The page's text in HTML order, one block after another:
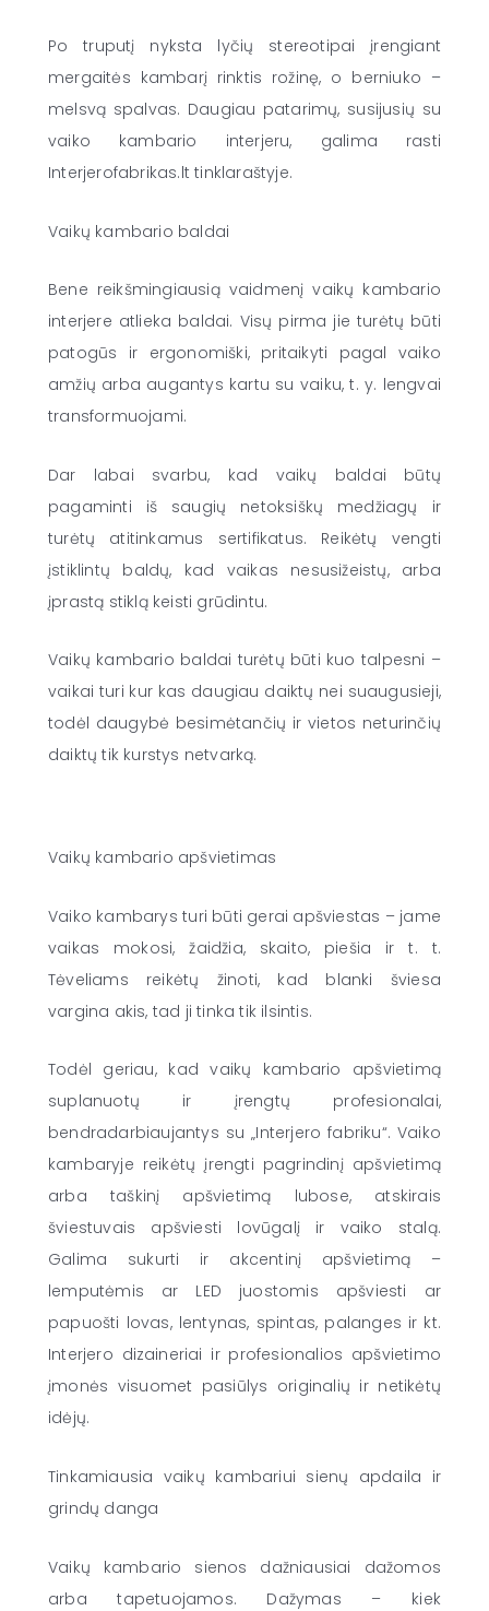
Po truputį nyksta lyčių stereotipai įrengiant
mergaitės kambarį rinktis rožinę, o berniuko –
melsvą spalvas. Daugiau patarimų, susijusių su
vaiko kambario interjeru, galima rasti
Interjerofabrikas.lt tinklaraštyje.
Vaikų kambario baldai
Bene reikšmingiausią vaidmenį vaikų kambario
interjere atlieka baldai. Visų pirma jie turėtų būti
patogūs ir ergonomiški, pritaikyti pagal vaiko
amžių arba augantys kartu su vaiku, t. y. lengvai
transformuojami.
Dar labai svarbu, kad vaikų baldai būtų
pagaminti iš saugių netoksiškų medžiagų ir
turėtų atitinkamus sertifikatus. Reikėtų vengti
įstiklintų baldų, kad vaikas nesusižeistų, arba
įprastą stiklą keisti grūdintu.
Vaikų kambario baldai turėtų būti kuo talpesni –
vaikai turi kur kas daugiau daiktų nei suaugusieji,
todėl daugybė besimėtančių ir vietos neturinčių
daiktų tik kurstys netvarką.
Vaikų kambario apšvietimas
Vaiko kambarys turi būti gerai apšviestas – jame
vaikas mokosi, žaidžia, skaito, piešia ir t. t.
Tėveliams reikėtų žinoti, kad blanki šviesa
vargina akis, tad ji tinka tik ilsintis.
Todėl geriau, kad vaikų kambario apšvietimą
suplanuotų ir įrengtų profesionalai,
bendradarbiaujantys su „Interjero fabriku“. Vaiko
kambaryje reikėtų įrengti pagrindinį apšvietimą
arba taškinį apšvietimą lubose, atskirais
šviestuvais apšviesti lovūgalį ir vaiko stalą.
Galima sukurti ir akcentinį apšvietimą –
lemputėmis ar LED juostomis apšviesti ar
papuošti lovas, lentynas, spintas, palanges ir kt.
Interjero dizaineriai ir profesionalios apšvietimo
įmonės visuomet pasiūlys originalių ir netikėtų
idėjų.
Tinkamiausia vaikų kambariui sienų apdaila ir
grindų danga
Vaikų kambario sienos dažniausiai dažomos
arba tapetuojamos. Dažymas – kiek